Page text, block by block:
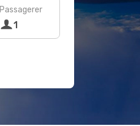
Passagerer
1